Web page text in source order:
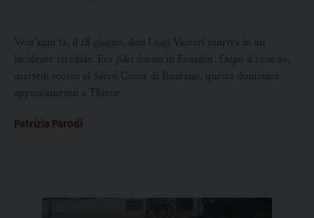
Vent'anni fa, il 18 giugno, don Luigi Vaccari moriva in un
incidente stradale. Era fidei donum in Ecuador. Dopo il ricordo,
martedì scorso al Sacro Cuore di Romano, questa domenica
appuntamento a Thiene
Patrizia Parodi